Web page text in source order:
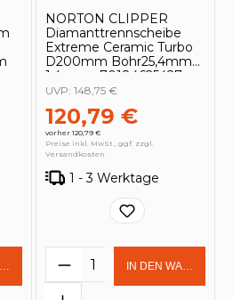
Gib den
NORTON CLIPPER
Diamanttrennscheibe
Extreme Ceramic Turbo
D200mm Bohr25,4mm
1,4mm - 70184625427
120,79 €
vorher 120,79 €
UVP: 148,75 €
Preise inkl. MwSt., ggf. zzgl.
Versandkosten
1 - 3 Werktage
Produkt Anzahl:
IN DEN